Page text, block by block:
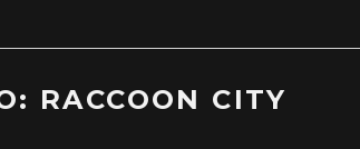
RACCOON CITY